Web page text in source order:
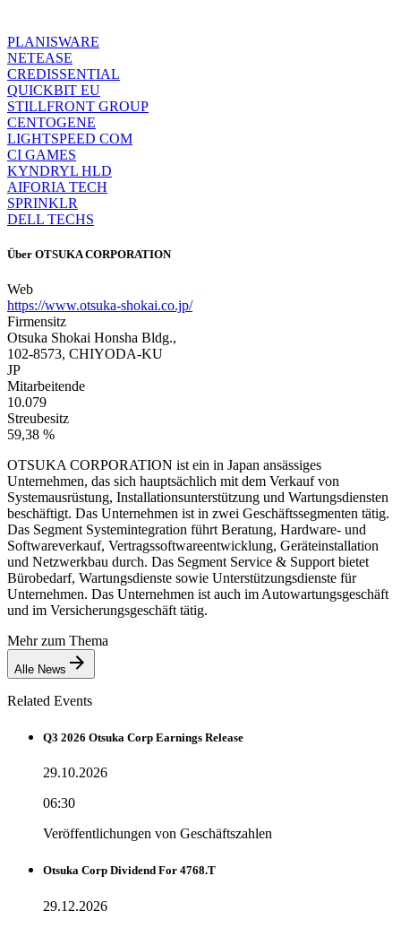
PLANISWARE
NETEASE
CREDISSENTIAL
QUICKBIT EU
STILLFRONT GROUP
CENTOGENE
LIGHTSPEED COM
CI GAMES
KYNDRYL HLD
AIFORIA TECH
SPRINKLR
DELL TECHS
Über OTSUKA CORPORATION
Web
https://www.otsuka-shokai.co.jp/
Firmensitz
Otsuka Shokai Honsha Bldg.,
102-8573, CHIYODA-KU
JP
Mitarbeitende
10.079
Streubesitz
59,38 %
OTSUKA CORPORATION ist ein in Japan ansässiges
Unternehmen, das sich hauptsächlich mit dem Verkauf von
Systemausrüstung, Installationsunterstützung und Wartungsdiensten
beschäftigt. Das Unternehmen ist in zwei Geschäftssegmenten tätig.
Das Segment Systemintegration führt Beratung, Hardware- und
Softwareverkauf, Vertragssoftwareentwicklung, Geräteinstallation
und Netzwerkbau durch. Das Segment Service & Support bietet
Bürobedarf, Wartungsdienste sowie Unterstützungsdienste für
Unternehmen. Das Unternehmen ist auch im Autowartungsgeschäft
und im Versicherungsgeschäft tätig.
Mehr zum Thema
Alle News
Related Events
Q3 2026 Otsuka Corp Earnings Release
29.10.2026
06:30
Veröffentlichungen von Geschäftszahlen
Otsuka Corp Dividend For 4768.T
29.12.2026